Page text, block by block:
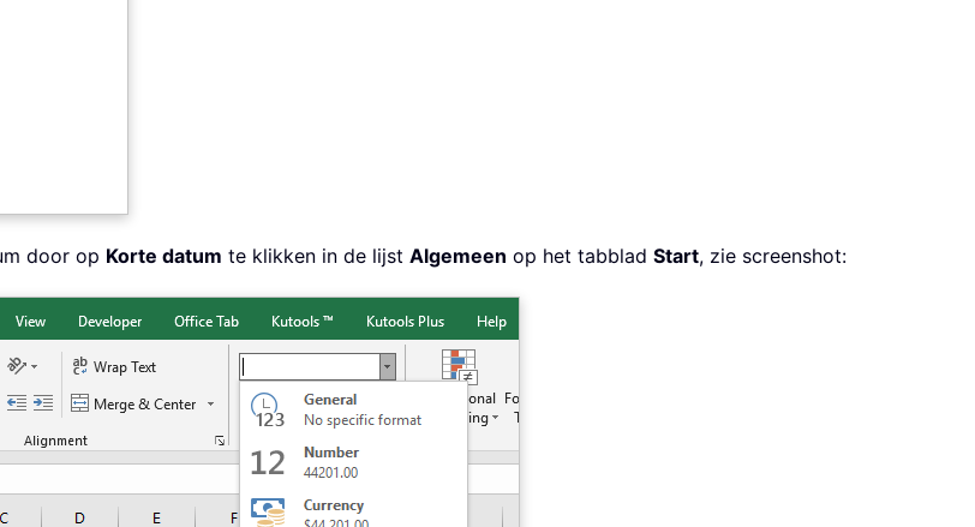
door op Korte datum te klikken in de lijst Algemeen op het tabblad Start, zie screenshot: